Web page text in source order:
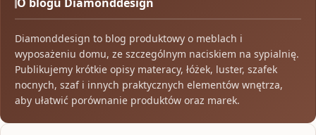
Diamonddesign to blog produktowy o meblach i
wyposażeniu domu, ze szczególnym naciskiem na sypialnię.
Publikujemy krótkie opisy materacy, łóżek, luster, szafek
nocnych, szaf i innych praktycznych elementów wnętrza,
aby ułatwić porównanie produktów oraz marek.